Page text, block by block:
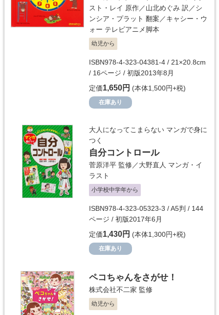
スト・レイ 原作／山北めぐみ 訳／シ
ンシア・プラット 翻案／キャシー・ウ
ォー テレビアニメ脚本
幼児から
ISBN978-4-323-04381-4 / 21×20.8cm
/ 16ページ / 初版2013年8月
定価1,650円 (本体1,500円+税)
在庫あり
大人になってこまらない マンガで身に
つく
自分コントロール
菅原洋平 監修／大野直人 マンガ・イ
ラスト
小学校中学年から
ISBN978-4-323-05323-3 / A5判 / 144
ページ / 初版2017年6月
定価1,430円 (本体1,300円+税)
在庫あり
ペコちゃんをさがせ！
株式会社不二家 監修
幼児から